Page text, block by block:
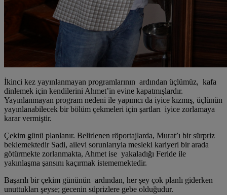
İkinci kez yayınlanmayan programlarının ardından üçlümüz, kafa
dinlemek için kendilerini Ahmet’in evine kapatmışlardır.
Yayınlanmayan program nedeni ile yapımcı da iyice kızmış, üçlünün
yayınlanabilecek bir bölüm çekmeleri için şartları iyice zorlamaya
karar vermiştir.
Çekim günü planlanır. Belirlenen röportajlarda, Murat’ı bir sürpriz
beklemektedir Sadi, ailevi sorunlarıyla mesleki kariyeri bir arada
götürmekte zorlanmakta, Ahmet ise yakaladığı Feride ile
yakınlaşma şansını kaçırmak istememektedir.
Başarılı bir çekim gününün ardından, her şey çok planlı giderken
unuttukları şeyse; gecenin süprizlere gebe olduğudur.